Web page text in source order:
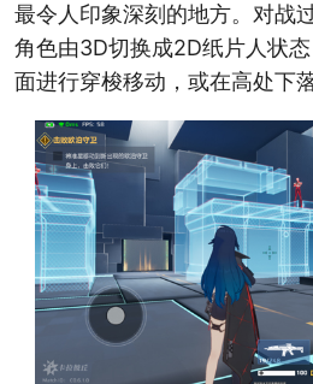
最令人印象深刻的地方。对战
角色由3D切换成2D纸片人状
面进行穿梭移动，或在高处下落